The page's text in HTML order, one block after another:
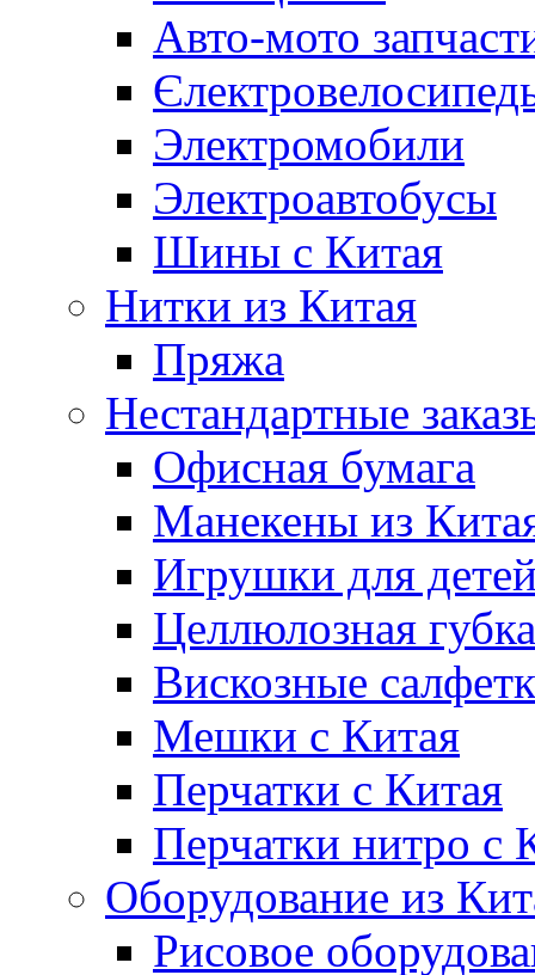
Авто-мото
Электромобили
Электроавтобусы
Шины с Китая
Нитки из Китая
Пряжа
Нестандартные
Офисная бумага
Манекены из
Игрушки для
Целлюлозная губка
Вискозные
Мешки с Китая
Перчатки с Китая
Перчатки нитро с
Оборудование из
Рисовое